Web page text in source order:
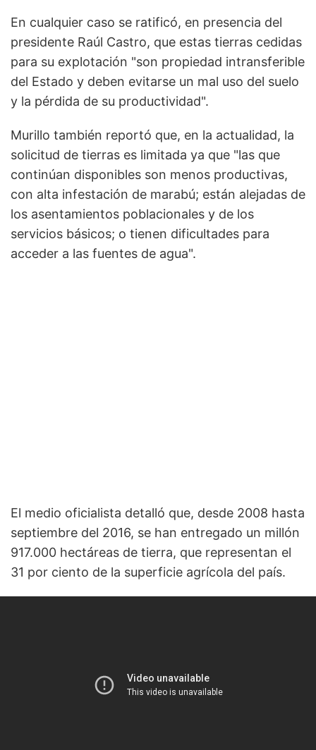
En cualquier caso se ratificó, en presencia del
presidente Raúl Castro, que estas tierras cedidas
para su explotación "son propiedad intransferible
del Estado y deben evitarse un mal uso del suelo
y la pérdida de su productividad".
Murillo también reportó que, en la actualidad, la
solicitud de tierras es limitada ya que "las que
continúan disponibles son menos productivas,
con alta infestación de marabú; están alejadas de
los asentamientos poblacionales y de los
servicios básicos; o tienen dificultades para
acceder a las fuentes de agua".
El medio oficialista detalló que, desde 2008 hasta
septiembre del 2016, se han entregado un millón
917.000 hectáreas de tierra, que representan el
31 por ciento de la superficie agrícola del país.